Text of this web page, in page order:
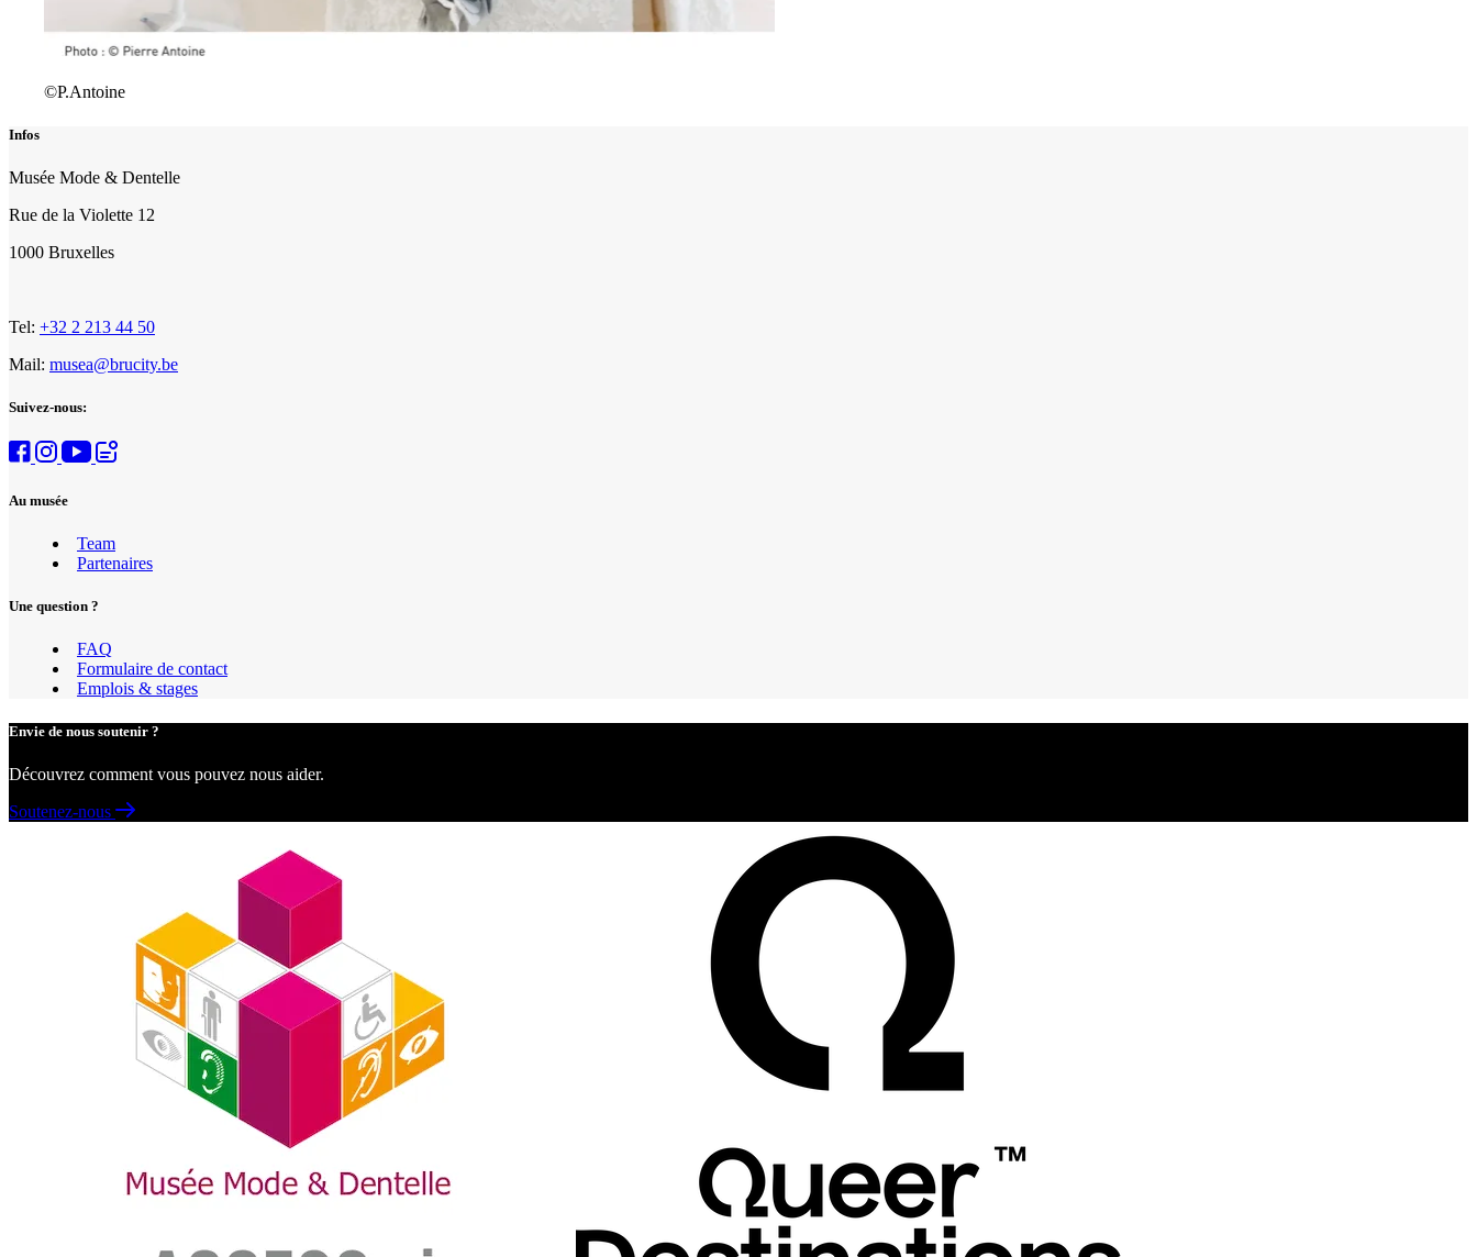
©P.Antoine
Infos
Musée Mode & Dentelle
Rue de la Violette 12
1000 Bruxelles
Tel: +32 2 213 44 50
Mail: musea@brucity.be
Suivez-nous:
Au musée
Team
Partenaires
Une question ?
FAQ
Formulaire de contact
Emplois & stages
Envie de nous soutenir ?
Découvrez comment vous pouvez nous aider.
Soutenez-nous